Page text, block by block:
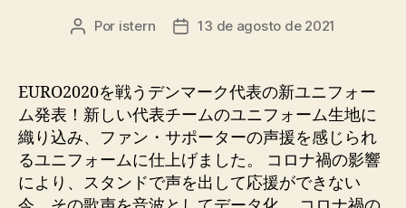
Autor
entrada
Por istern
Fecha
entrada
13 de agosto de 2021
EURO2020を戦うデンマーク代表の新ユニフォー
ム発表！新しい代表チームのユニフォーム生地に
織り込み、ファン・サポーターの声援を感じられ
るユニフォームに仕上げました。 コロナ禍の影響
により、スタンドで声を出して応援ができない